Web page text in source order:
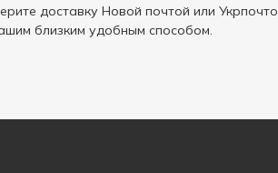
доставку Новой почтой или
близким удобным способом.